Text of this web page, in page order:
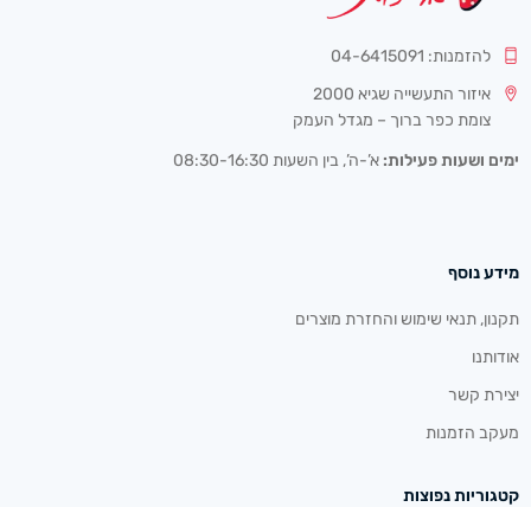
להזמנות: 04-6415091
איזור התעשייה שגיא 2000
צומת כפר ברוך – מגדל העמק
ימים ושעות פעילות: א’-ה’, בין השעות 08:30-16:30
מידע נוסף
תקנון, תנאי שימוש והחזרת מוצרים
אודותנו
יצירת קשר
מעקב הזמנות
קטגוריות נפוצות